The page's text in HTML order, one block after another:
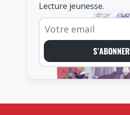
Lecture jeunesse.
S’ABONNER